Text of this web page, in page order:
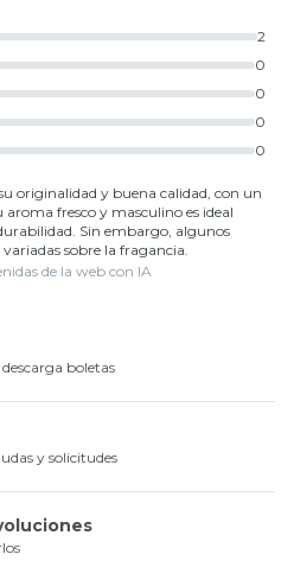
2
0
0
0
0
originalidad y buena calidad, con un
fresco y masculino es ideal
Sin embargo, algunos
sobre la fragancia.
de la web con IA
boletas
y solicitudes